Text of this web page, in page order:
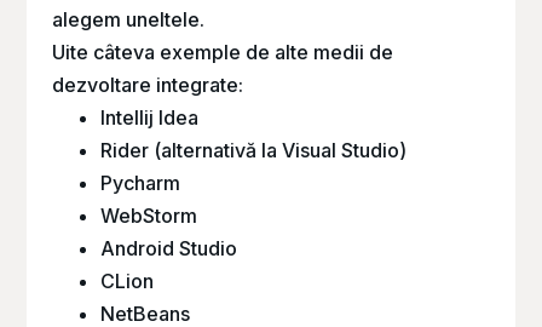
alegem uneltele.
Uite câteva exemple de alte medii de
dezvoltare integrate:
Intellij Idea
Rider (alternativă la Visual Studio)
Pycharm
WebStorm
Android Studio
CLion
NetBeans